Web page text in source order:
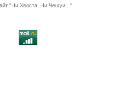
"Ни Хвоста, Ни Чешуи..."